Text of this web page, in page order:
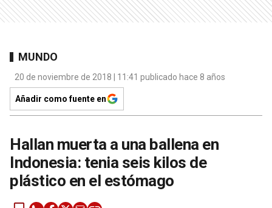
MUNDO
20 de noviembre de 2018 | 11:41 publicado hace 8 años
Añadir como fuente en
Hallan muerta a una ballena en
Indonesia: tenia seis kilos de
plástico en el estómago